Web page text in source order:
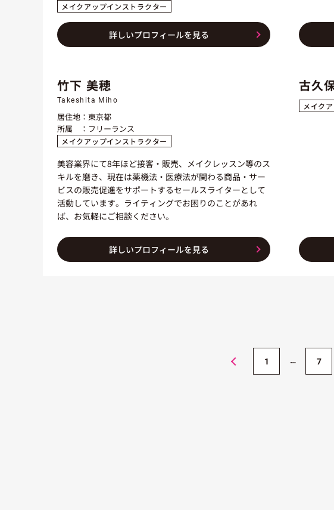
メイクアップインストラクター
詳しいプロフィールを見る
竹下 美穂
Takeshita Miho
居住地
東京都
所属
フリーランス
メイクアップインストラクター
美容業界にて8年ほど接客・販売、メイクレッスン等のス
キルを磨き、現在は薬機法・医療法が関わる商品・サー
ビスの販売促進をサポートするセールスライターとして
活動しています。ライティングでお困りのことがあれ
ば、お気軽にご相談ください。
詳しいプロフィールを見る
古久
メイク
1 7